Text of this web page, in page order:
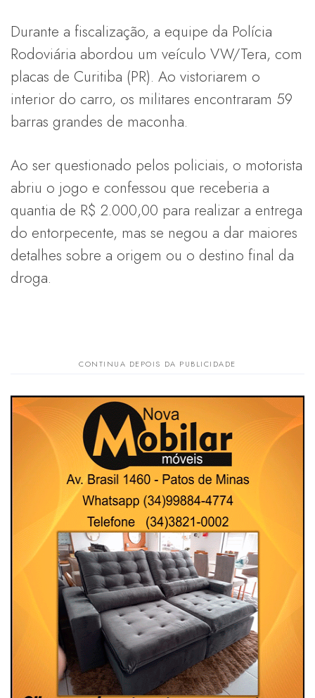
Durante a fiscalização, a equipe da Polícia
Rodoviária abordou um veículo VW/Tera, com
placas de Curitiba (PR). Ao vistoriarem o
interior do carro, os militares encontraram 59
barras grandes de maconha.
Ao ser questionado pelos policiais, o motorista
abriu o jogo e confessou que receberia a
quantia de R$ 2.000,00 para realizar a entrega
do entorpecente, mas se negou a dar maiores
detalhes sobre a origem ou o destino final da
droga.